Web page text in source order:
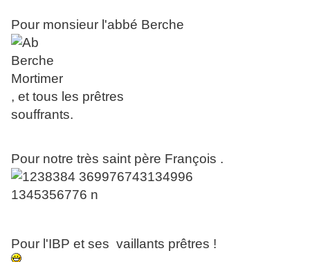
Pour monsieur l'abbé Berche
, et tous les prêtres
souffrants.
Pour notre très saint père François .
Pour l'IBP et ses vaillants prêtres !